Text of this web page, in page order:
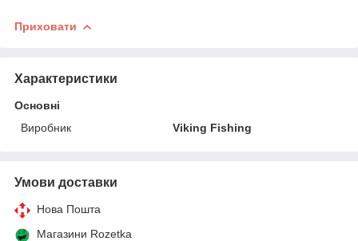
Приховати
Характеристики
Основні
Виробник
Viking Fishing
Умови доставки
Нова Пошта
Магазини Rozetka